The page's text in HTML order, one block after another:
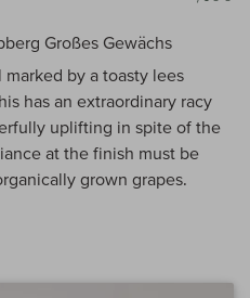
Großes Gewächs
by a toasty lees
has an extraordinary racy
uplifting in spite of the
at the finish must be
grown grapes.